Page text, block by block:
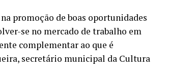
promoção de boas oportunidades
se no mercado de trabalho em
complementar ao que é
secretário municipal da Cultura